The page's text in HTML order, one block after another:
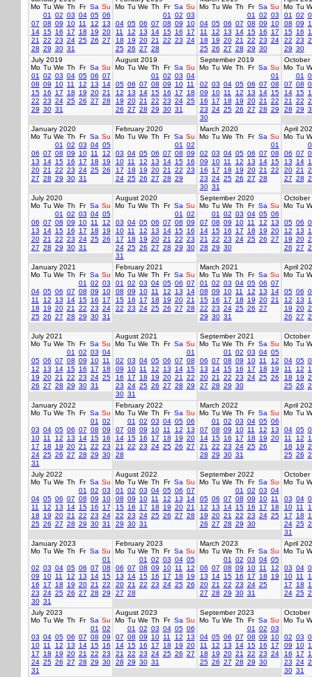
Mo Tu We Th Fr Sa Su
01
02 03 04 05 06
07 08 09 10 11 12
13
14 15 16 17 18 19 20
21
22 23 24 25 26 27
28 29 30 31
Mo Tu We Th Fr Sa Su
01
02 03
04 05 06 07 08 09
10
11
12 13 14 15 16
17
18
19 20 21 22 23 24
25 26 27 28
Mo Tu We Th Fr Sa Su
01
02 03
04 05 06 07 08 09
10
11
12 13 14 15 16
17
18
19 20 21 22 23 24
25 26 27 28 29 30
Mo Tu
01
02
08 09
15 16
22 23
29 30
July 2019
Mo Tu We Th Fr Sa Su
01
02 03 04 05 06 07
08 09 10 11 12 13
14
15 16 17 18 19 20 21
22 23 24 25 26 27 28
29 30 31
August 2019
Mo Tu We Th Fr Sa Su
01
02 03 04
05 06 07 08 09 10 11
12
13 14 15 16 17
18
19 20 21 22 23 24 25
26 27 28 29 30 31
September 2019
Mo Tu We Th Fr Sa Su
01
02 03 04 05 06 07 08
09
10 11 12 13 14 15
16
17 18 19 20 21
22
23 24 25 26 27 28 29
30
October
Mo Tu
01
07 08
14 15
21
22
28 29
January 2020
Mo Tu We Th Fr Sa Su
01
02 03 04 05
06 07 08 09 10 11
12
13
14 15 16 17 18
19
20 21 22 23 24 25 26
27 28 29 30 31
February 2020
Mo Tu We Th Fr Sa Su
01
02
03 04 05 06 07 08 09
10 11 12 13 14 15 16
17
18 19 20 21 22 23
24 25 26 27 28 29
March 2020
Mo Tu We Th Fr Sa Su
01
02 03 04 05 06 07 08
09
10 11 12 13 14 15
16
17 18 19 20 21
22
23 24 25 26 27 28
30 31
April
Mo Tu
06 07
13
14
20 21
27 28
July 2020
Mo Tu We Th Fr Sa Su
01
02 03 04 05
06 07 08 09 10 11
12
13
14 15 16 17 18
19
20 21 22 23 24 25 26
27 28 29 30 31
August 2020
Mo Tu We Th Fr Sa Su
01
02
03 04 05 06 07 08 09
10 11 12 13 14 15 16
17
18 19 20 21 22 23
24 25 26 27 28 29 30
31
September 2020
Mo Tu We Th Fr Sa Su
01
02 03 04 05 06
07 08 09 10 11 12
13
14 15 16 17 18 19 20
21
22 23 24 25 26 27
28 29 30
October
Mo Tu
05 06
12
13
19 20
26 27
January 2021
Mo Tu We Th Fr Sa Su
01
02 03
04 05 06 07 08 09
10
11
12 13 14 15 16
17
18
19 20 21 22 23 24
25 26 27 28 29 30 31
February 2021
Mo Tu We Th Fr Sa Su
01
02 03 04 05 06 07
08 09 10 11 12 13
14
15 16 17 18 19 20 21
22 23 24 25 26 27 28
March 2021
Mo Tu We Th Fr Sa Su
01
02 03 04 05 06 07
08 09 10 11 12 13
14
15 16 17 18 19 20 21
22 23 24 25 26 27
29 30 31
April
Mo Tu
05 06
12
13
19 20
26 27
July 2021
Mo Tu We Th Fr Sa Su
01
02 03 04
05 06 07 08 09 10 11
12
13 14 15 16 17
18
19 20 21 22 23 24 25
26 27 28 29 30 31
August 2021
Mo Tu We Th Fr Sa Su
01
02 03 04 05 06 07 08
09
10 11 12 13 14 15
16
17 18 19 20 21
22
23 24 25 26 27 28 29
30 31
September 2021
Mo Tu We Th Fr Sa Su
01
02 03 04 05
06 07 08 09 10 11
12
13
14 15 16 17 18
19
20 21 22 23 24 25 26
27 28 29 30
October
Mo Tu
04 05
11
12
18
19
25 26
January 2022
Mo Tu We Th Fr Sa Su
01
02
03 04 05 06 07 08 09
10 11 12 13 14 15 16
17
18 19 20 21 22 23
24 25 26 27 28 29 30
31
February 2022
Mo Tu We Th Fr Sa Su
01
02 03 04 05 06
07 08 09 10 11 12
13
14 15 16 17 18 19 20
21
22 23 24 25 26 27
28
March 2022
Mo Tu We Th Fr Sa Su
01
02 03 04 05 06
07 08 09 10 11 12
13
14 15 16 17 18 19 20
21
22 23 24 25 26
28 29 30 31
April
Mo Tu
04 05
11
12
18
19
25 26
July 2022
Mo Tu We Th Fr Sa Su
01
02 03
04 05 06 07 08 09
10
11
12 13 14 15 16
17
18
19 20 21 22 23 24
25 26 27 28 29 30 31
August 2022
Mo Tu We Th Fr Sa Su
01
02 03 04 05 06 07
08 09 10 11 12 13
14
15 16 17 18 19 20 21
22 23 24 25 26 27 28
29 30 31
September 2022
Mo Tu We Th Fr Sa Su
01
02 03 04
05 06 07 08 09 10 11
12
13 14 15 16 17
18
19 20 21 22 23 24 25
26 27 28 29 30
October
Mo Tu
03 04
10 11
17
18
24 25
31
January 2023
Mo Tu We Th Fr Sa Su
01
02 03 04 05 06 07 08
09
10 11 12 13 14 15
16
17 18 19 20 21
22
23 24 25 26 27 28 29
30 31
February 2023
Mo Tu We Th Fr Sa Su
01
02 03 04 05
06 07 08 09 10 11
12
13
14 15 16 17 18
19
20 21 22 23 24 25 26
27 28
March 2023
Mo Tu We Th Fr Sa Su
01
02 03 04 05
06 07 08 09 10 11
12
13
14 15 16 17 18
19
20 21 22 23 24 25
27 28 29 30 31
April
Mo Tu
03 04
10 11
17
18
24 25
July 2023
Mo Tu We Th Fr Sa Su
01
02
03 04 05 06 07 08 09
10 11 12 13 14 15 16
17
18 19 20 21 22 23
24 25 26 27 28 29 30
31
August 2023
Mo Tu We Th Fr Sa Su
01
02 03 04 05 06
07 08 09 10 11 12
13
14 15 16 17 18 19 20
21
22 23 24 25 26 27
28 29 30 31
September 2023
Mo Tu We Th Fr Sa Su
01
02 03
04 05 06 07 08 09
10
11
12 13 14 15 16
17
18
19 20 21 22 23 24
25 26 27 28 29 30
October
Mo Tu
02 03
09
10
16
17
23 24
30 31